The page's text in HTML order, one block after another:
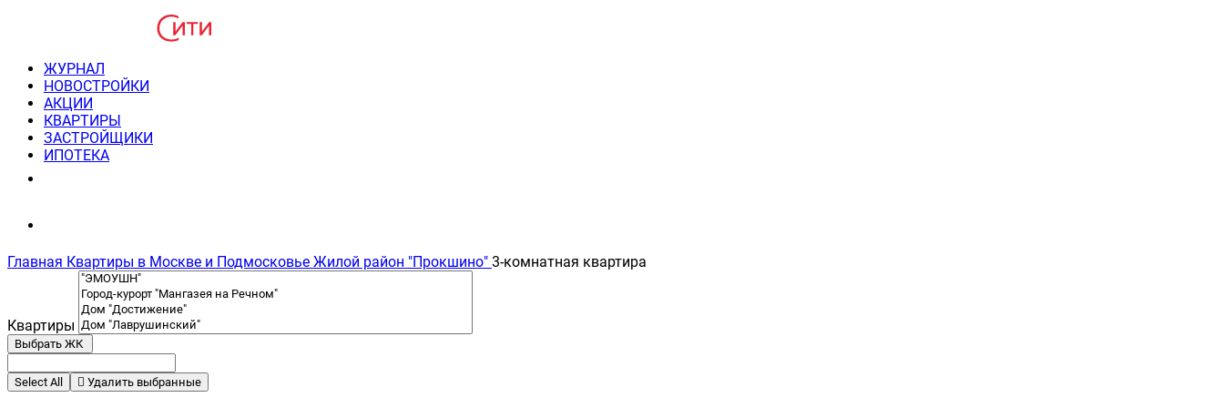
ЖУРНАЛ
НОВОСТРОЙКИ
АКЦИИ
КВАРТИРЫ
ЗАСТРОЙЩИКИ
ИПОТЕКА
Главная Квартиры в Москве и Подмосковье Жилой район "Прокшино" 3-комнатная квартира
Квартиры
Выбрать ЖК
Select All Удалить выбранные